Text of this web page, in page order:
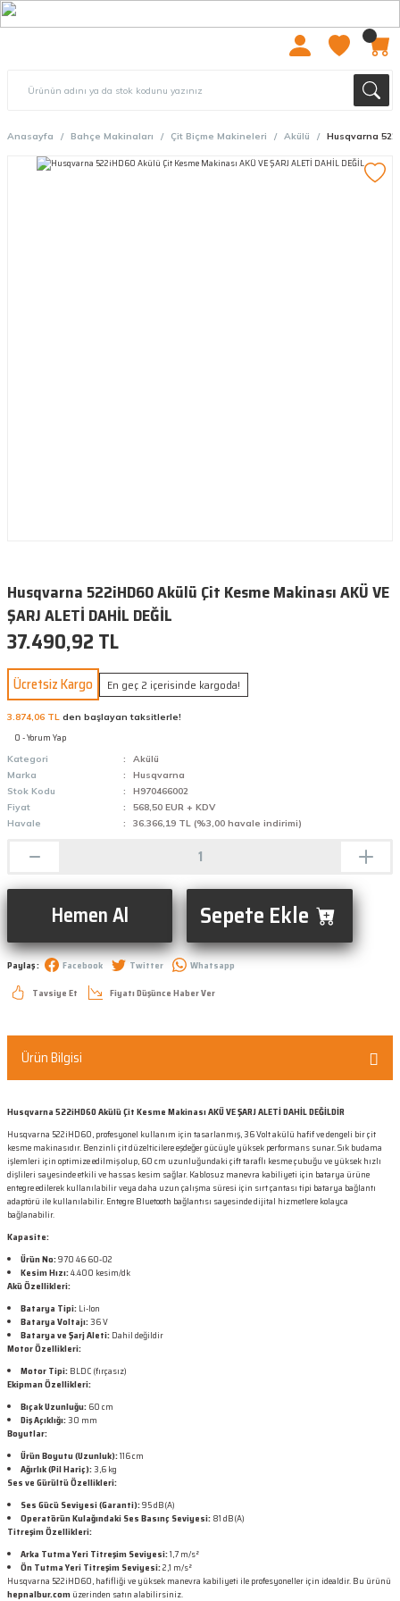
Anasayfa Bahçe Makinaları Çit Biçme Makineleri Akülü Husqvarna
Husqvarna 522iHD60 Akülü Çit Kesme Makinası AKÜ VE
ŞARJ ALETİ DAHİL DEĞİL
37.490,92 TL
Ücretsiz Kargo En geç 2 içerisinde kargoda!
3.874,06 TL den başlayan taksitlerle!
0 - Yorum Yap
Kategori
Akülü
Marka
Husqvarna
Stok Kodu
H970466002
Fiyat
568,50 EUR + KDV
Havale
36.366,19 TL (%3,00 havale indirimi)
Hemen Al Sepete Ekle
Paylaş : Facebook Twitter
Whatsapp
Tavsiye Et
Fiyatı Düşünce Haber Ver
Ürün Bilgisi
Husqvarna 522iHD60 Akülü Çit Kesme Makinası AKÜ VE ŞARJ ALETİ DAHİL DEĞİLDİR
Husqvarna 522iHD60, profesyonel kullanım için tasarlanmış, 36 Volt akülü hafif ve dengeli bir çit
kesme makinasıdır. Benzinli çit düzelticilere eşdeğer gücüyle yüksek performans sunar. Sık budama
işlemleri için optimize edilmiş olup, 60 cm uzunluğundaki çift taraflı kesme çubuğu ve yüksek hızlı
dişlileri sayesinde etkili ve hassas kesim sağlar. Kablosuz manevra kabiliyeti için batarya ürüne
entegre edilerek kullanılabilir veya daha uzun çalışma süresi için sırt çantası tipi batarya bağlantı
adaptörü ile kullanılabilir. Entegre Bluetooth bağlantısı sayesinde dijital hizmetlere kolayca
bağlanabilir.
Kapasite:
Ürün No:970 46 60‑02
Kesim Hızı:4.400 kesim/dk
Akü Özellikleri:
Batarya Tipi:Li-Ion
Batarya Voltajı:36 V
Batarya ve Şarj Aleti:Dahil değildir
Motor Özellikleri:
Motor Tipi:BLDC (fırçasız)
Ekipman Özellikleri:
Bıçak Uzunluğu:60 cm
Diş Açıklığı:30 mm
Boyutlar:
Ürün Boyutu (Uzunluk):116 cm
Ağırlık (Pil Hariç):3,6 kg
Ses ve Gürültü Özellikleri:
Ses Gücü Seviyesi (Garanti):95 dB(A)
Operatörün Kulağındaki Ses Basınç Seviyesi:81 dB(A)
Titreşim Özellikleri:
Arka Tutma Yeri Titreşim Seviyesi:1,7 m/s²
Ön Tutma Yeri Titreşim Seviyesi:2,1 m/s²
Husqvarna 522iHD60, hafifliği ve yüksek manevra kabiliyeti ile profesyoneller için idealdir. Bu ürünü
hepnalbur.comüzerinden satın alabilirsiniz.